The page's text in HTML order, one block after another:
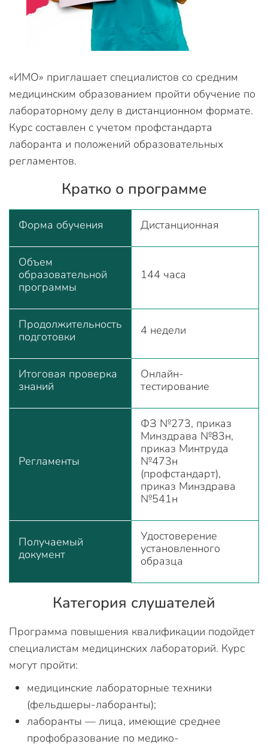
«ИМО» приглашает специалистов со средним
медицинским образованием пройти обучение по
лабораторному делу в дистанционном формате.
Курс составлен с учетом профстандарта
лаборанта и положений образовательных
регламентов.
Кратко о программе
Форма обучения Дистанционная
Объем
образовательной
программы
144 часа
Продолжительность
подготовки
4 недели
Итоговая проверка
знаний
Онлайн-
тестирование
Регламенты
ФЗ №273, приказ
Минздрава №83н,
приказ Минтруда
№473н
(профстандарт),
приказ Минздрава
№541н
Получаемый
документ
Удостоверение
установленного
образца
Категория слушателей
Программа повышения квалификации подойдет
специалистам медицинских лабораторий. Курс
могут пройти:
медицинские лабораторные техники
(фельдшеры-лаборанты);
лаборанты — лица, имеющие среднее
профобразование по медико-